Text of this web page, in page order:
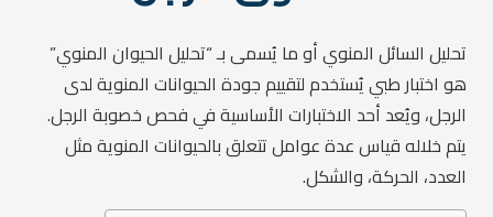
تحليل السائل المنوي أو ما يُسمى بـ “تحليل الحيوان المنوي”
هو اختبار طبي يُستخدم لتقييم جودة الحيوانات المنوية لدى
الرجل، ويُعد أحد الاختبارات الأساسية في فحص خصوبة الرجل.
يتم خلاله قياس عدة عوامل تتعلق بالحيوانات المنوية مثل
العدد، الحركة، والشكل.